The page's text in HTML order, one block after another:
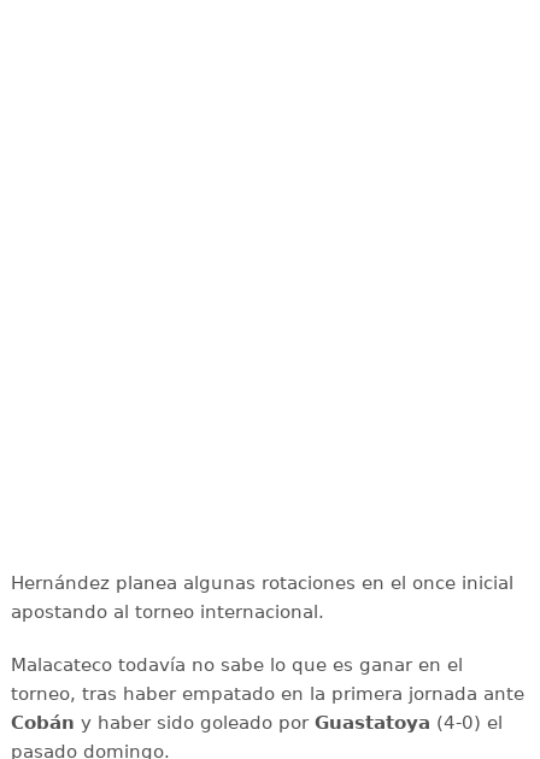
Hernández planea algunas rotaciones en el once inicial
apostando al torneo internacional.
Malacateco todavía no sabe lo que es ganar en el
torneo, tras haber empatado en la primera jornada ante
Cobán y haber sido goleado por Guastatoya (4-0) el
pasado domingo.